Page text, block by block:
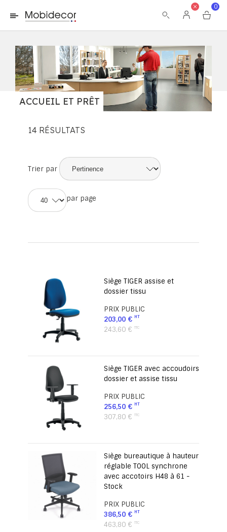
La boutique ne fonctionnera pas correctement dans le cas où
les cookies sont désactivés.
0
ACCUEIL ET PRÊT
14 RÉSULTATS
Trier par
par page
Siège TIGER assise et
dossier tissu
PRIX PUBLIC
203,00 €
243,60 €
Siège TIGER avec accoudoirs
dossier et assise tissu
PRIX PUBLIC
256,50 €
307,80 €
Siège bureautique à hauteur
réglable TOOL synchrone
avec accotoirs H48 à 61 -
Stock
PRIX PUBLIC
386,50 €
463,80 €